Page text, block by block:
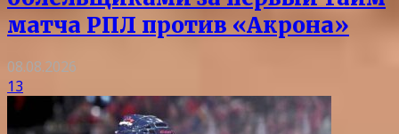
матча РПЛ против «Акрона»
08.08.2026
13